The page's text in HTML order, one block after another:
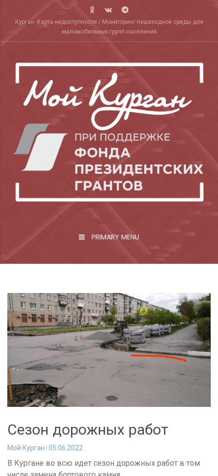
content
Курган: Карта недоступности / Мониторинг пешеходной среды для
маломобильных групп населения
PRIMARY MENU
Сезон дорожных работ
Мой Курган 05.06.2022
В Кургане во всю идет сезон дорожных работ в том